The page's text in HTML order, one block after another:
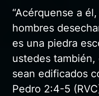
“Acérquense a
hombres
es una piedra
ustedes
sean edificados
Pedro 2:4-5